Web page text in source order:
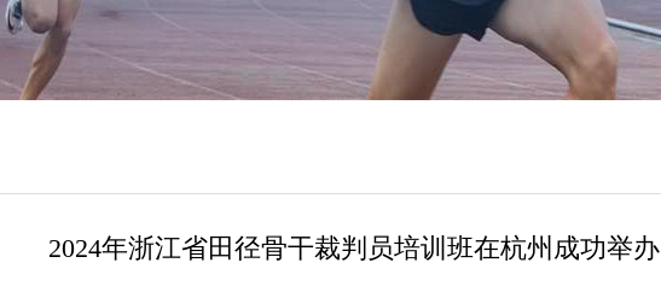
2024年浙江省田径骨干裁判员培训班在杭州成功举办